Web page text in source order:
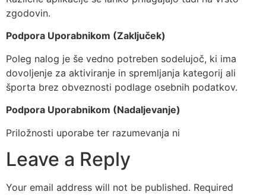
zgodovin.
Podpora Uporabnikom (Zaključek)
Poleg nalog je še vedno potreben sodelujoč, ki ima
dovoljenje za aktiviranje in spremljanja kategorij ali
športa brez obveznosti podlage osebnih podatkov.
Podpora Uporabnikom (Nadaljevanje)
Priložnosti uporabe ter razumevanja ni
Leave a Reply
Your email address will not be published. Required